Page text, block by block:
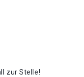
zur Stelle!